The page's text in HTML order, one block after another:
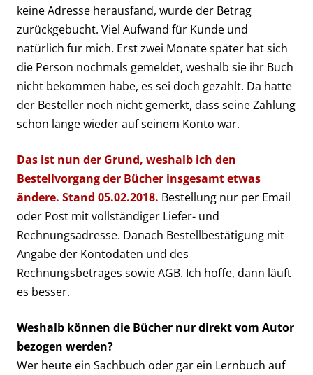
keine Adresse herausfand, wurde der Betrag
zurückgebucht. Viel Aufwand für Kunde und
natürlich für mich. Erst zwei Monate später hat sich
die Person nochmals gemeldet, weshalb sie ihr Buch
nicht bekommen habe, es sei doch gezahlt. Da hatte
der Besteller noch nicht gemerkt, dass seine Zahlung
schon lange wieder auf seinem Konto war.
Das ist nun der Grund, weshalb ich den
Bestellvorgang der Bücher insgesamt etwas
ändere. Stand 05.02.2018. Bestellung nur per Email
oder Post mit vollständiger Liefer- und
Rechnungsadresse. Danach Bestellbestätigung mit
Angabe der Kontodaten und des
Rechnungsbetrages sowie AGB. Ich hoffe, dann läuft
es besser.
Weshalb können die Bücher nur direkt vom Autor
bezogen werden?
Wer heute ein Sachbuch oder gar ein Lernbuch auf